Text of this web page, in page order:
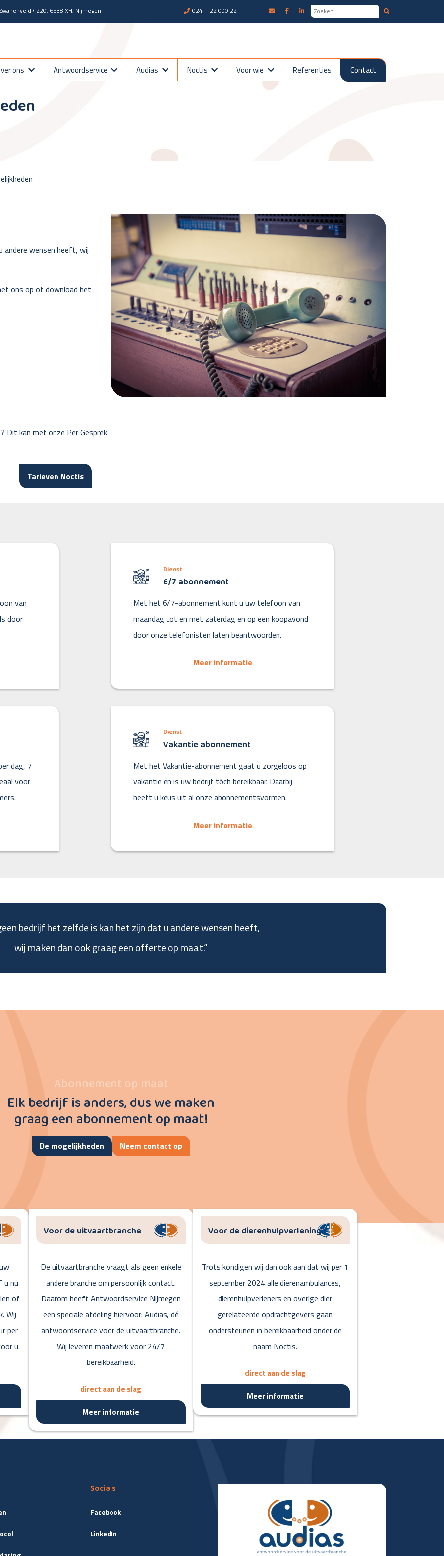
Zwanenveld 4220, 6538 XH, Nijmegen 024 – 22 000 22
ons Antwoordservice Audias Noctis Voor wie Referenties Contact
andere wensen heeft, wij
ons op of download het
Dit kan met onze Per Gesprek
Tarieven Noctis
van
door
dag, 7
voor
Dienst
6/7 abonnement
Met het 6/7-abonnement kunt u uw telefoon van
maandag tot en met zaterdag en op een koopavond
door onze telefonisten laten beantwoorden.
Meer informatie
Dienst
Vakantie abonnement
Met het Vakantie-abonnement gaat u zorgeloos op
vakantie en is uw bedrijf tóch bereikbaar. Daarbij
heeft u keus uit al onze abonnementsvormen.
Meer informatie
bedrijf het zelfde is kan het zijn dat u andere wensen heeft,
wij maken dan ook graag een offerte op maat.”
Abonnement op maat
Elk bedrijf is anders, dus we maken
graag een abonnement op maat!
De mogelijkheden Neem contact op
u nu
of
Wij
per
u.
Voor de uitvaartbranche
De uitvaartbranche vraagt als geen enkele
andere branche om persoonlijk contact.
Daarom heeft Antwoordservice Nijmegen
een speciale afdeling hiervoor: Audias, dé
antwoordservice voor de uitvaartbranche.
Wij leveren maatwerk voor 24/7
bereikbaarheid.
direct aan de slag
Meer informatie
Voor de dierenhulpverlening
Trots kondigen wij dan ook aan dat wij per 1
september 2024 alle dierenambulances,
dierenhulpverleners en overige dier
gerelateerde opdrachtgevers gaan
ondersteunen in bereikbaarheid onder de
naam Noctis.
direct aan de slag
Meer informatie
Socials
Facebook
LinkedIn